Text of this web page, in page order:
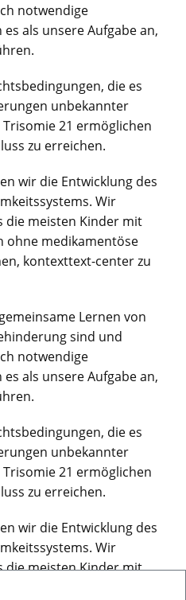
notwendige
als unsere Aufgabe an,
die es
unbekannter
21 ermöglichen
zu erreichen.
wir die Entwicklung des
Wir
die meisten Kinder mit
ohne medikamentöse
kontexttext-center zu
Lernen von
sind und
notwendige
als unsere Aufgabe an,
die es
unbekannter
21 ermöglichen
zu erreichen.
wir die Entwicklung des
Wir
die meisten Kinder mit